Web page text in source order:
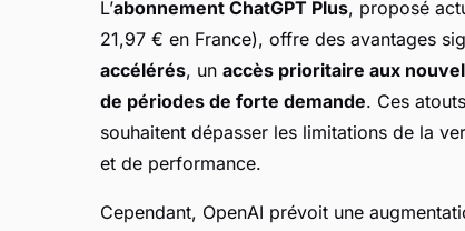
L’abonnement ChatGPT Plus, proposé
21,97 € en France), offre des avantages
accélérés, un accès prioritaire aux
de périodes de forte demande. Ces
souhaitent dépasser les limitations de la
et de performance.
Cependant, OpenAI prévoit une